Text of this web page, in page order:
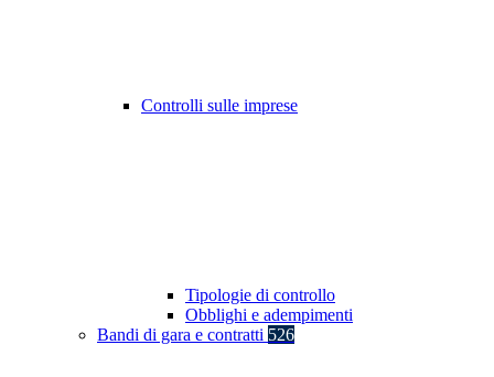
Controlli sulle imprese
Tipologie di controllo
Obblighi e adempimenti
Bandi di gara e contratti 526